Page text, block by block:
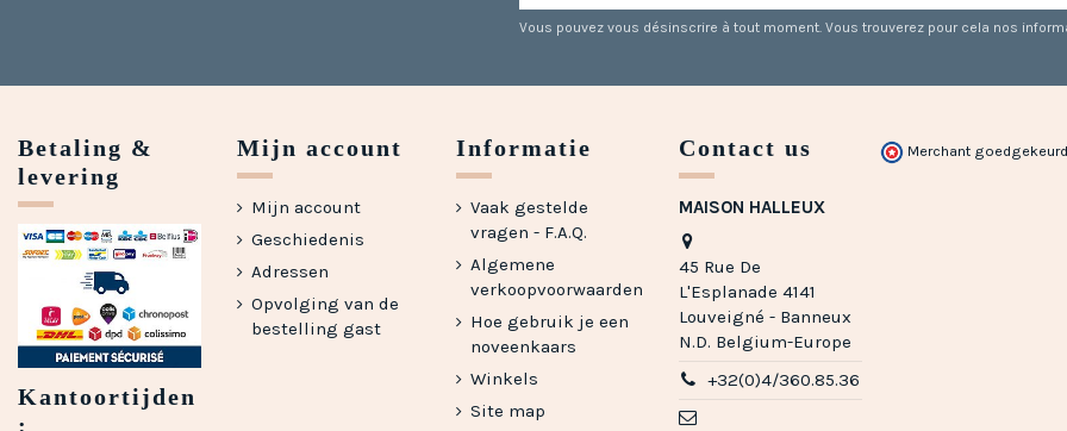
Vous pouvez vous désinscrire à tout moment. Vous trouverez pour cela nos
Betaling &
levering
Kantoortijden
:
Mijn account
Mijn account
Geschiedenis
Adressen
Opvolging van de
bestelling gast
Informatie
Vaak gestelde
vragen - F.A.Q.
Algemene
verkoopvoorwaarden
Hoe gebruik je een
noveenkaars
Winkels
Site map
Contact us
MAISON HALLEUX
45 Rue De
L'Esplanade 4141
Louveigné - Banneux
N.D. Belgium-Europe
+32(0)4/360.85.36
Merchant